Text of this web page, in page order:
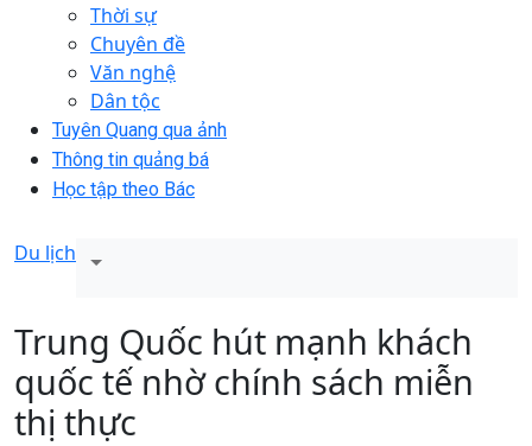
Thời sự
Chuyên đề
Văn nghệ
Dân tộc
Tuyên Quang qua ảnh
Thông tin quảng bá
Học tập theo Bác
Du lịch
Trung Quốc hút mạnh khách
quốc tế nhờ chính sách miễn
thị thực